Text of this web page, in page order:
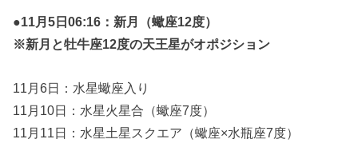
世の中
は？】
●11月5日06:16：新月（蠍座12度）
※新月と牡牛座12度の天王星がオポジション
11月6日：水星蠍座入り
11月10日：水星火星合（蠍座7度）
11月11日：水星土星スクエア（蠍座×水瓶座7度）